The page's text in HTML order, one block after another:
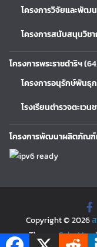
โครงการวิจัยและพัฒ
โครงการสนับสนุนวิช
โครงการพระราชดำริฯ
โครงการอนุรักษ์พันธุ
โรงเรียนตำรวจตะเวน
โครงการพัฒนาผลิตภัณฑ์
Copyright © 2026
Theme: ColorMag